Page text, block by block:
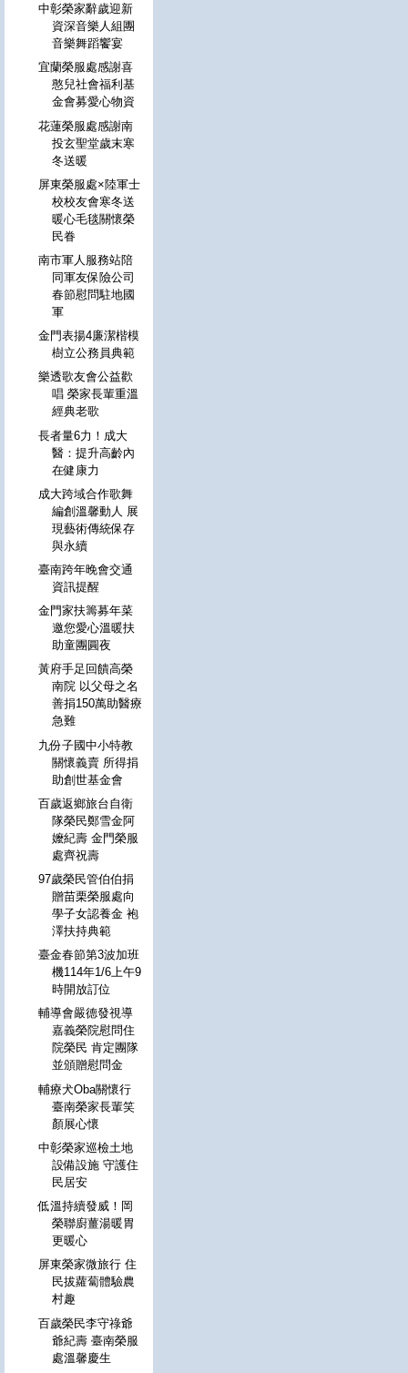
中彰榮家辭歲迎新
資深音樂人組團
音樂舞蹈饗宴
宜蘭榮服處感謝喜
憨兒社會福利基
金會募愛心物資
花蓮榮服處感謝南
投玄聖堂歲末寒
冬送暖
屏東榮服處×陸軍士
校校友會寒冬送
暖心毛毯關懷榮
民眷
南市軍人服務站陪
同軍友保險公司
春節慰問駐地國
軍
金門表揚4廉潔楷模
樹立公務員典範
樂透歌友會公益歡
唱 榮家長輩重溫
經典老歌
長者量6力！成大
醫：提升高齡內
在健康力
成大跨域合作歌舞
編創溫馨動人 展
現藝術傳統保存
與永續
臺南跨年晚會交通
資訊提醒
金門家扶籌募年菜
邀您愛心溫暖扶
助童團圓夜
黃府手足回饋高榮
南院 以父母之名
善捐150萬助醫療
急難
九份子國中小特教
關懷義賣 所得捐
助創世基金會
百歲返鄉旅台自衛
隊榮民鄭雪金阿
嬤紀壽 金門榮服
處齊祝壽
97歲榮民管伯伯捐
贈苗栗榮服處向
學子女認養金 袍
澤扶持典範
臺金春節第3波加班
機114年1/6上午9
時開放訂位
輔導會嚴德發視導
嘉義榮院慰問住
院榮民 肯定團隊
並頒贈慰問金
輔療犬Oba關懷行
臺南榮家長輩笑
顏展心懷
中彰榮家巡檢土地
設備設施 守護住
民居安
低溫持續發威！岡
榮聯廚薑湯暖胃
更暖心
屏東榮家微旅行 住
民拔蘿蔔體驗農
村趣
百歲榮民李守祿爺
爺紀壽 臺南榮服
處溫馨慶生